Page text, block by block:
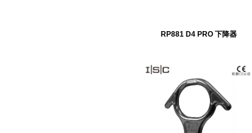
RP881 D4 PRO 下降器